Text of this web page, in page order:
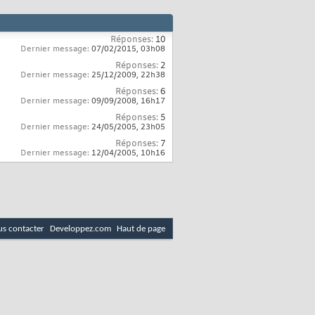
Réponses: 10
Dernier message: 07/02/2015, 03h08
Réponses: 2
Dernier message: 25/12/2009, 22h38
Réponses:6
Dernier message: 09/09/2008, 16h17
Réponses: 5
Dernier message: 24/05/2005, 23h05
Réponses: 7
Dernier message: 12/04/2005, 10h16
contacter Developpez.com Haut de page